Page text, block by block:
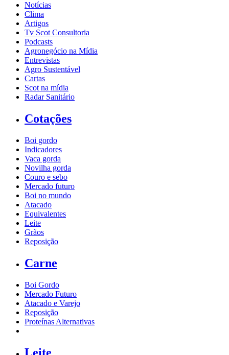
Notícias
Clima
Artigos
Tv Scot Consultoria
Podcasts
Agronegócio na Mídia
Entrevistas
Agro Sustentável
Cartas
Scot na mídia
Radar Sanitário
Cotações
Boi gordo
Indicadores
Vaca gorda
Novilha gorda
Couro e sebo
Mercado futuro
Boi no mundo
Atacado
Equivalentes
Leite
Grãos
Reposição
Carne
Boi Gordo
Mercado Futuro
Atacado e Varejo
Reposição
Proteínas Alternativas
Leite